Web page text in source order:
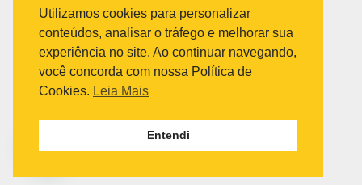
Bairro Industrial do Jacaré
Rio de Janeiro – RJ – CEP: 20970-031
Telefone:
(21) 3278-8069
(21) 3995-7512
Avenida Paulista 1636 / sala 1407
Utilizamos cookies para personalizar
conteúdos, analisar o tráfego e melhorar sua
experiência no site. Ao continuar navegando,
você concorda com nossa Política de
Cookies. Leia Mais
Entendi